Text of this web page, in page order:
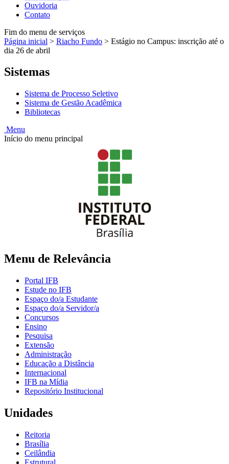
Ouvidoria
Contato
Fim do menu de serviços
Página inicial > Riacho Fundo > Estágio no Campus: inscrição até o
dia 26 de abril
Sistemas
Sistema de Processo Seletivo
Sistema de Gestão Acadêmica
Bibliotecas
Menu
Início do menu principal
Menu de Relevância
Portal IFB
Estude no IFB
Espaço do/a Estudante
Espaço do/a Servidor/a
Concursos
Ensino
Pesquisa
Extensão
Administração
Educação a Distância
Internacional
IFB na Mídia
Repositório Institucional
Unidades
Reitoria
Brasília
Ceilândia
Estrutural